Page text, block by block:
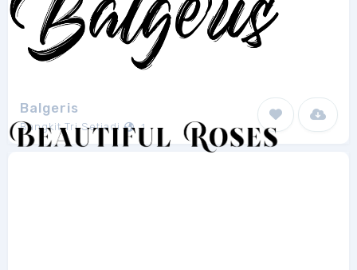
Balgeris
Bangkit Tri Setiadi 1